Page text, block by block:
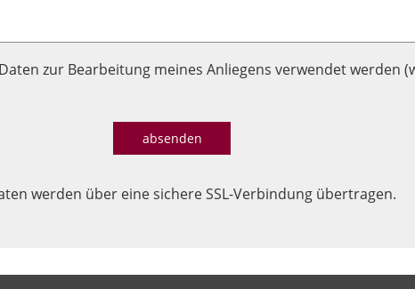
zur Bearbeitung meines Anliegens verwendet werden
absenden
werden über eine sichere SSL-Verbindung übertragen.